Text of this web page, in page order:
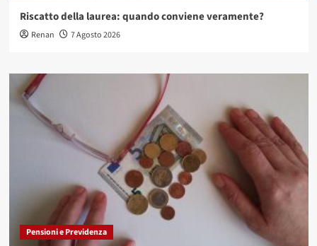
Riscatto della laurea: quando conviene veramente?
Renan 7 Agosto 2026
Pensioni e Previdenza